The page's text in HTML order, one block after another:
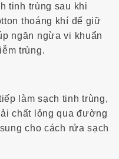
tinh trùng sau khi
thoáng khí để giữ
ngăn ngừa vi khuẩn
trùng.
làm sạch tinh trùng,
chất lỏng qua đường
cho cách rửa sạch